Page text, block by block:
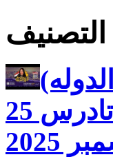
مع نفين جرجس والاستاذ/مجدى تادرس 25
2025